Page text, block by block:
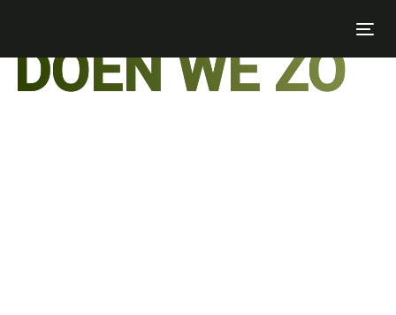
Skip
primary
navigation
DOEN WE ZO